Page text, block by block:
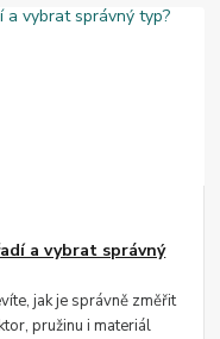
a vybrat správný
jak je správně změřit
pružinu i materiál